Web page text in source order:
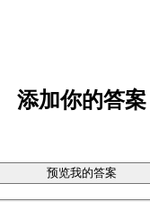
添加你的答案
预览我的答案